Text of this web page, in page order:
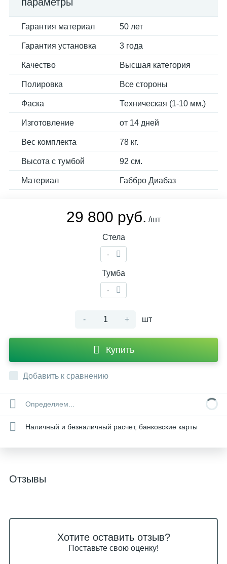
Гарантия материал 50 лет
Гарантия установка 3 года
Качество Высшая категория
Полировка Все стороны
Фаска Техническая (1-10 мм.)
Изготовление от 14 дней
Вес комплекта 78 кг.
Высота с тумбой 92 см.
Материал Габбро Диабаз
29 800 руб. /шт
Стела
-
Тумба
-
- + шт
Купить
Добавить к сравнению
Определяем...
Наличный и безналичный расчет, банковские карты
Отзывы
Хотите оставить отзыв?
Поставьте свою оценку!